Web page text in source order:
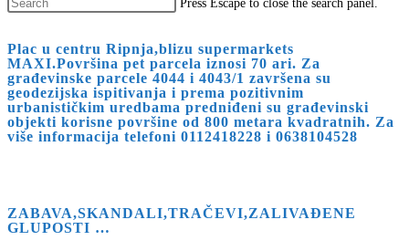
Press Escape to close the search panel.
Plac u centru Ripnja,blizu supermarkets
MAXI.Površina pet parcela iznosi 70 ari. Za
građevinske parcele 4044 i 4043/1 završena su
geodezijska ispitivanja i prema pozitivnim
urbanističkim uredbama predniđeni su građevinski
objekti korisne površine od 800 metara kvadratnih. Za
više informacija telefoni 0112418228 i 0638104528
ZABAVA,SKANDALI,TRAČEVI,ZALIVAĐENE
GLUPOSTI …